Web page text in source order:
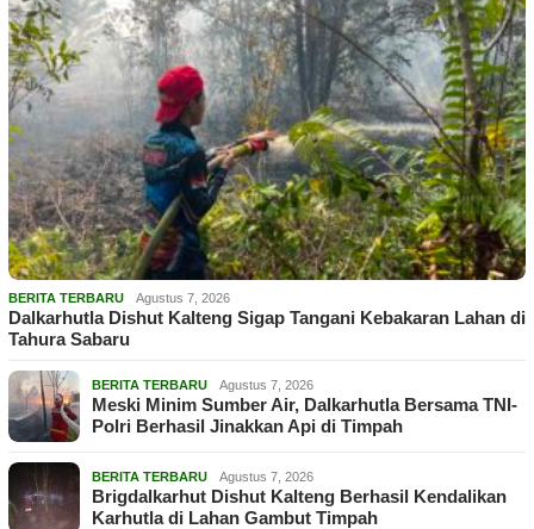
BERITA TERBARU Agustus 7, 2026
Dalkarhutla Dishut Kalteng Sigap Tangani Kebakaran Lahan di
Tahura Sabaru
BERITA TERBARU Agustus 7, 2026
Meski Minim Sumber Air, Dalkarhutla Bersama TNI-
Polri Berhasil Jinakkan Api di Timpah
BERITA TERBARU Agustus 7, 2026
Brigdalkarhut Dishut Kalteng Berhasil Kendalikan
Karhutla di Lahan Gambut Timpah